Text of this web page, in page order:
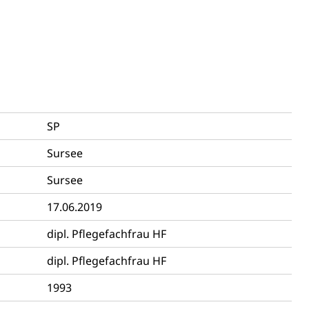
SP
Sursee
Sursee
17.06.2019
dipl. Pflegefachfrau HF
dipl. Pflegefachfrau HF
1993